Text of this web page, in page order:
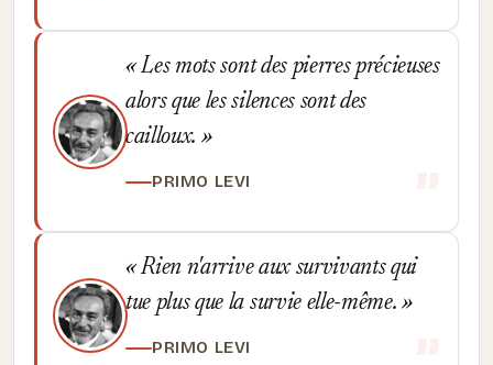
Les mots sont des pierres précieuses
alors que les silences sont des
cailloux.
PRIMO LEVI
Rien n'arrive aux survivants qui
tue plus que la survie elle-même.
PRIMO LEVI